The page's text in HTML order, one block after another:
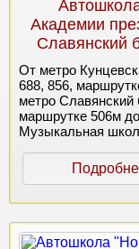
Академии
Славянский
От метро
688, 856,
метро Славянский
маршрутке 506м
Музыкальная